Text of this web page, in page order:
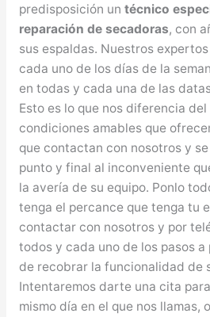
predisposición un técnico
reparación de secadoras, con
sus espaldas. Nuestros
cada uno de los días de la
en todas y cada una de las
Esto es lo que nos diferencia
condiciones amables que
que contactan con nosotros y
punto y final al inconveniente
la avería de su equipo. Ponlo
tenga el percance que tenga tu
contactar con nosotros y por
todos y cada uno de los pasos
de recobrar la funcionalidad de
Intentaremos darte una cita
mismo día en el que nos llamas,